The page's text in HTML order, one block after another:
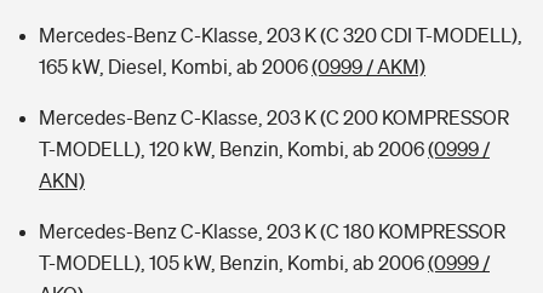
Mercedes-Benz C-Klasse, 203 K (C 320 CDI T-MODELL),
165 kW, Diesel, Kombi, ab 2006(0999 / AKM)
Mercedes-Benz C-Klasse, 203 K (C 200 KOMPRESSOR
T-MODELL), 120 kW, Benzin, Kombi, ab 2006(0999 /
AKN)
Mercedes-Benz C-Klasse, 203 K (C 180 KOMPRESSOR
T-MODELL), 105 kW, Benzin, Kombi, ab 2006(0999 /